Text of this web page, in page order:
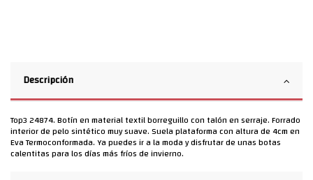
Descripción
Top3 24874. Botín en material textil borreguillo con talón en serraje. Forrado
interior de pelo sintético muy suave. Suela plataforma con altura de 4cm en
Eva Termoconformada. Ya puedes ir a la moda y disfrutar de unas botas
calentitas para los días más fríos de invierno.